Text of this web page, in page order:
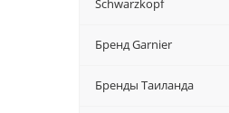
Schwarzkopf
Бренд Garnier
Бренды Таиланда